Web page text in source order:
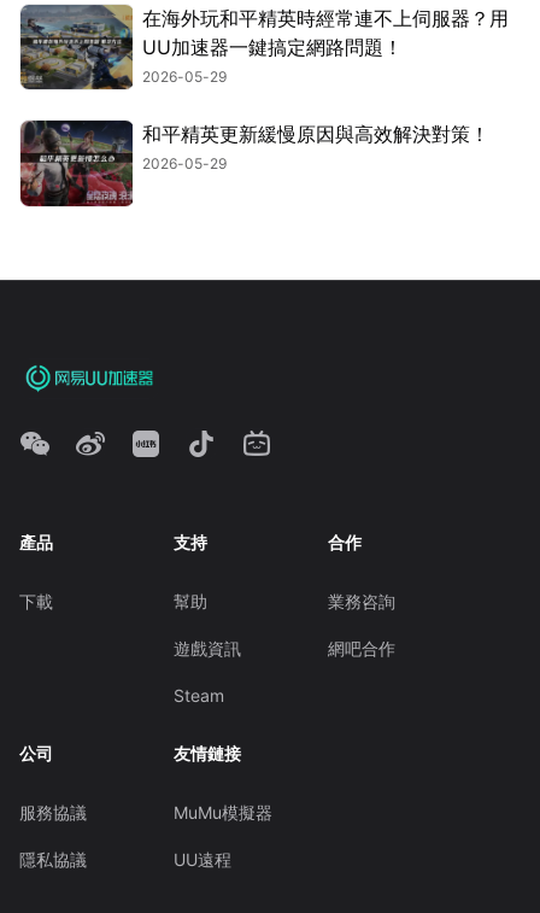
在海外玩和平精英時經常連不上伺服器？用
UU加速器一鍵搞定網路問題！
2026-05-29
和平精英更新緩慢原因與高效解決對策！
2026-05-29
產品
下載
支持
幫助
遊戲資訊
Steam
合作
業務咨詢
網吧合作
公司
服務協議
隱私協議
友情鏈接
MuMu模擬器
UU遠程